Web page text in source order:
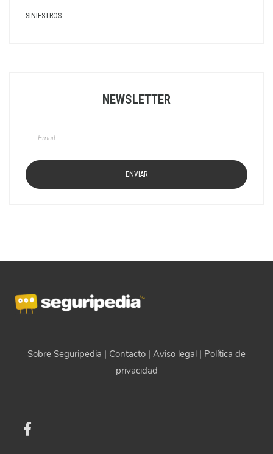
SINIESTROS
NEWSLETTER
Sobre Seguripedia | Contacto | Aviso legal | Política de
privacidad